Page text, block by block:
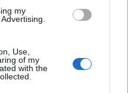
my
Use,
of my
with the
ΩΛΕΝΗΣ - ΑΘ
ΑΓ ΣΟΦΙΑΣ -
ΑΝΩΝΥΜΕΣ -